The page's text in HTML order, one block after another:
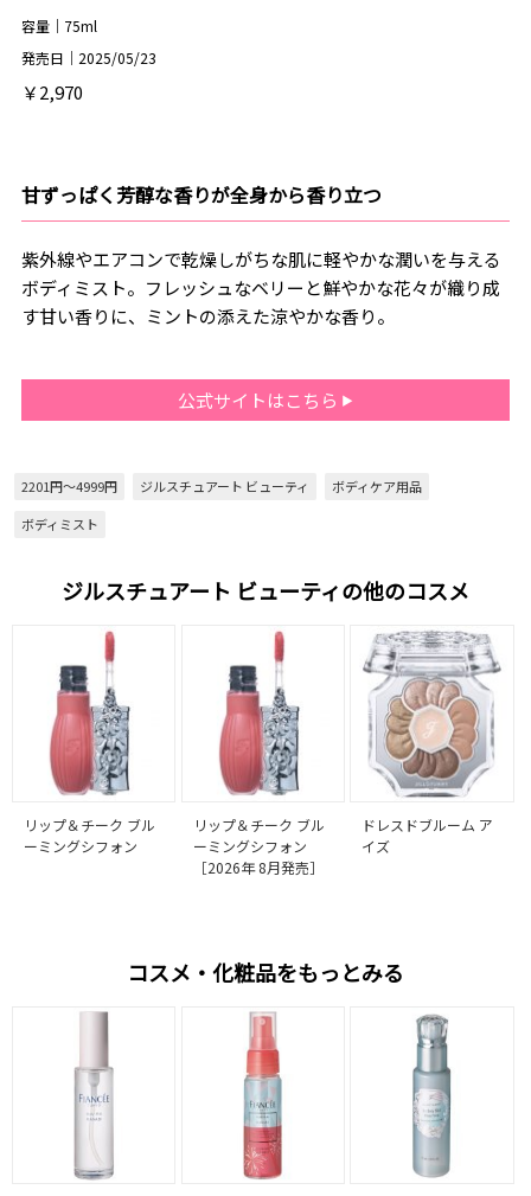
容量｜75ml
発売日｜2025/05/23
￥2,970
甘ずっぱく芳醇な香りが全身から香り立つ
紫外線やエアコンで乾燥しがちな肌に軽やかな潤いを与える
ボディミスト。フレッシュなベリーと鮮やかな花々が織り成
す甘い香りに、ミントの添えた涼やかな香り。
公式サイトはこちら
2201円～4999円 ジルスチュアート ビューティ
ボディケア用品
ボディミスト
ジルスチュアート ビューティの他のコスメ
リップ＆チーク ブル
ーミングシフォン
リップ＆チーク ブル
ーミングシフォン
［2026年 8月発売］
ドレスドブルーム ア
イズ
コスメ・化粧品をもっとみる